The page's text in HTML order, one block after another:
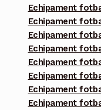
Echipament
Echipament
Echipament
Echipament
Echipament
Echipament
Echipament
Echipament